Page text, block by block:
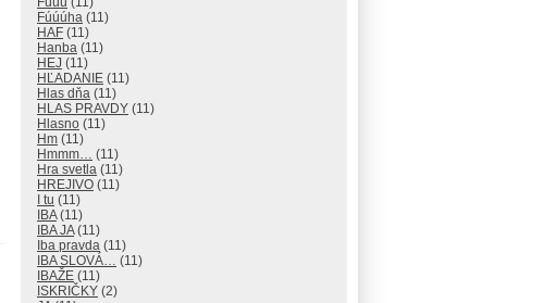
Fúúúha (11)
HAF (11)
Hanba (11)
HEJ (11)
HĽADANIE (11)
Hlas dňa (11)
HLAS PRAVDY (11)
Hlasno (11)
Hm (11)
Hmmm… (11)
Hra svetla (11)
HREJIVO (11)
I tu (11)
IBA(11)
IBA JA(11)
Iba pravda (11)
IBA SLOVÁ… (11)
IBAŽE (11)
ISKRIČKY (2)